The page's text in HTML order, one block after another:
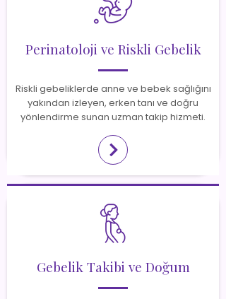
Perinatoloji ve Riskli Gebelik
Riskli gebeliklerde anne ve bebek sağlığını
yakından izleyen, erken tanı ve doğru
yönlendirme sunan uzman takip hizmeti.
Gebelik Takibi ve Doğum